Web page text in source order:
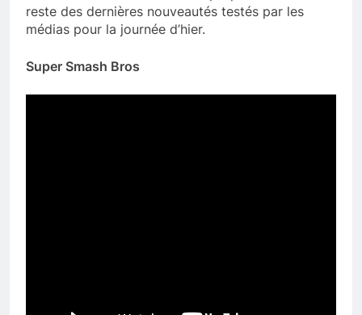
reste des dernières nouveautés testés par les
médias pour la journée d’hier.
Super Smash Bros